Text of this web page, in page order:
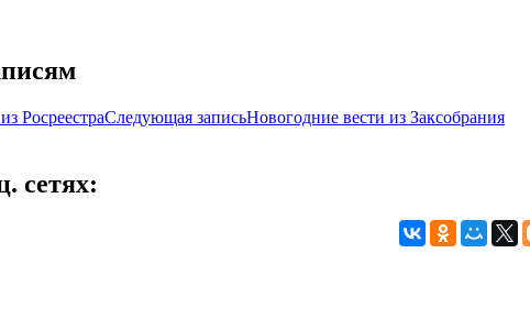
РосреестраСледующая записьНовогодние вести из Заксобрания
сетях: